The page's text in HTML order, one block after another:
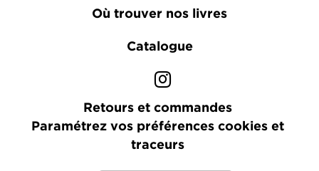
Où trouver nos livres
Catalogue
Retours et commandes
Paramétrez vos préférences cookies et
traceurs